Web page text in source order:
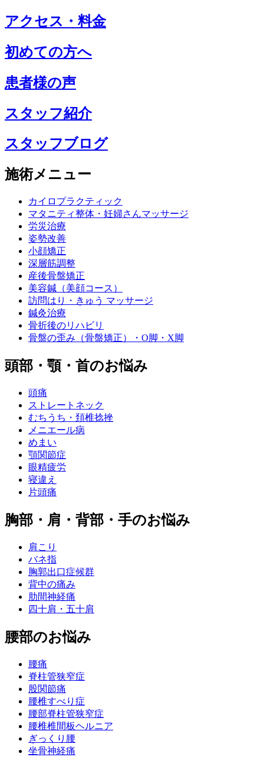
アクセス・料金
初めての方へ
患者様の声
スタッフ紹介
スタッフブログ
施術メニュー
カイロプラクティック
マタニティ整体・妊婦さんマッサージ
労災治療
姿勢改善
小顔矯正
深層筋調整
産後骨盤矯正
美容鍼（美顔コース）
訪問はり・きゅう マッサージ
鍼灸治療
骨折後のリハビリ
骨盤の歪み（骨盤矯正）・O脚・X脚
頭部・顎・首のお悩み
頭痛
ストレートネック
むちうち・頚椎捻挫
メニエール病
めまい
顎関節症
眼精疲労
寝違え
片頭痛
胸部・肩・背部・手のお悩み
肩こり
バネ指
胸郭出口症候群
背中の痛み
肋間神経痛
四十肩・五十肩
腰部のお悩み
腰痛
脊柱管狭窄症
股関節痛
腰椎すべり症
腰部脊柱管狭窄症
腰椎椎間板ヘルニア
ぎっくり腰
坐骨神経痛